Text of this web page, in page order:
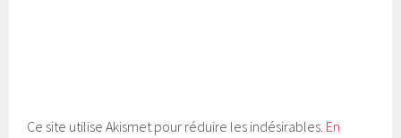
Ce site utilise Akismet pour réduire les indésirables. En